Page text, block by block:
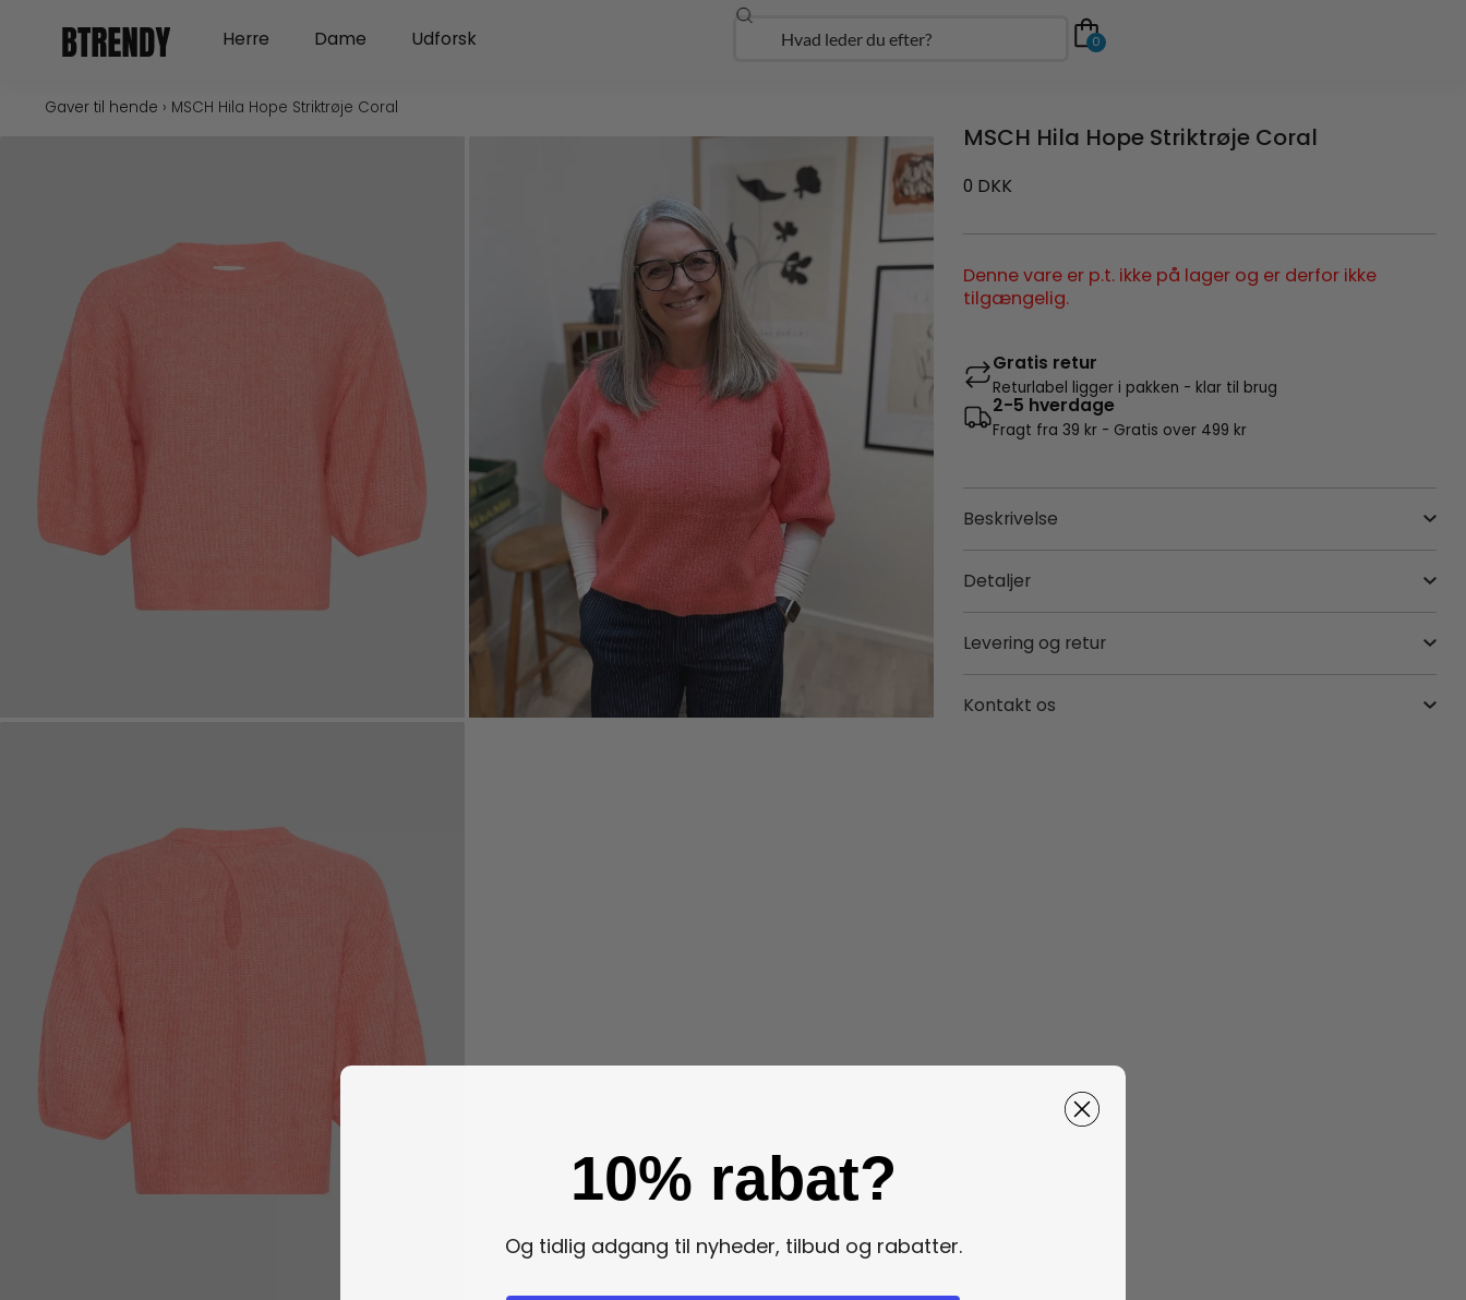
Herre Open Herre
Dame Open Dame
Udforsk Søg 0
Gaver til hende › MSCH Hila Hope Striktrøje Coral
MSCH Hila Hope Striktrøje Coral
0 DKK
Denne vare er p.t. ikke på lager og er derfor ikke
tilgængelig.
Gratis retur
Returlabel ligger i pakken - klar til brug
2-5 hverdage
Fragt fra 39 kr - Gratis over 499 kr
Beskrivelse
Detaljer
Levering og retur
Kontakt os
10% rabat?
Og tidlig adgang til nyheder, tilbud og rabatter.